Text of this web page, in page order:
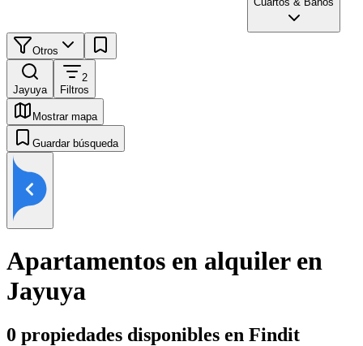
Otros
Jayuya
2
Filtros
Mostrar mapa
Guardar búsqueda
Apartamentos en alquiler en
Jayuya
0 propiedades disponibles en Findit